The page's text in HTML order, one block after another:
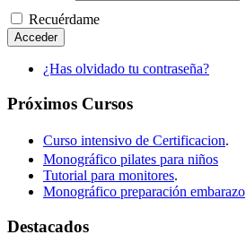
Recuérdame
Acceder
¿Has olvidado tu contraseña?
Próximos Cursos
Curso intensivo de Certificacion.
Monográfico pilates para niños
Tutorial para monitores.
Monográfico preparación embarazo
Destacados